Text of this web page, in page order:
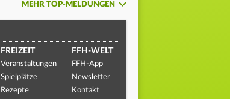
MEHR TOP-MELDUNGEN
FREIZEIT
Veranstaltungen
Spielplätze
Rezepte
FFH-WELT
FFH-App
Newsletter
Kontakt